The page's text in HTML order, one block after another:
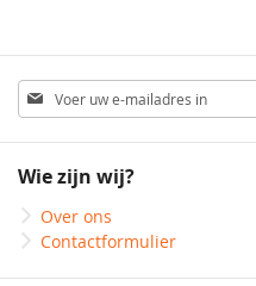
Abonneer
u
op
nieuwsbrief
Wie zijn wij?
Over ons
Contactformulier